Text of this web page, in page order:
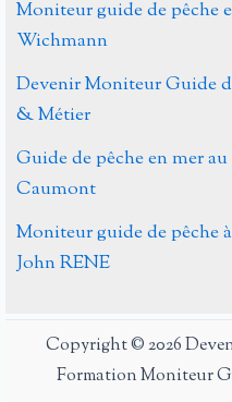
un
séjour
pêche
Moniteur guide de pêche
Wichmann
Devenir Moniteur Guide
& Métier
Guide de pêche en mer
Caumont
Moniteur guide de pêche
John RENE
Copyright © 2026
Formation Moniteur